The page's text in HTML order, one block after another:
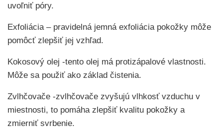
uvoľniť póry.
Exfoliácia – pravidelná jemná exfoliácia pokožky môže
pomôcť zlepšiť jej vzhľad.
Kokosový olej -tento olej má protizápalové vlastnosti.
Môže sa použiť ako základ čistenia.
Zvlhčovače -zvlhčovače zvyšujú vlhkosť vzduchu v
miestnosti, to pomáha zlepšiť kvalitu pokožky a
zmierniť svrbenie.